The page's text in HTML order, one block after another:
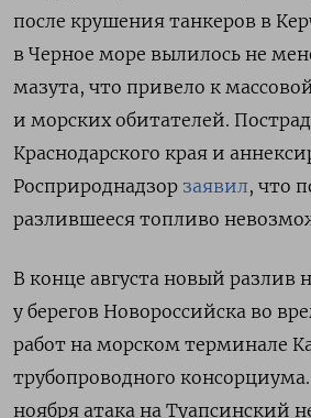
после крушения танкеров в
в Черное море вылилось не
мазута, что привело к
и морских обитателей.
Краснодарского края и
Росприроднадзор заявил, что
разлившееся топливо
В конце августа новый разлив
у берегов Новороссийска во
работ на морском терминале
трубопроводного
ноября атака на Туапсинский